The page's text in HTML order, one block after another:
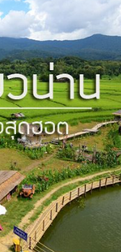
เที่ยว
กิน
พัก
เมือง
น่าน